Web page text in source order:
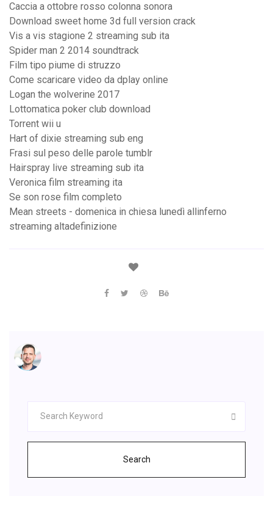
Caccia a ottobre rosso colonna sonora
Download sweet home 3d full version crack
Vis a vis stagione 2 streaming sub ita
Spider man 2 2014 soundtrack
Film tipo piume di struzzo
Come scaricare video da dplay online
Logan the wolverine 2017
Lottomatica poker club download
Torrent wii u
Hart of dixie streaming sub eng
Frasi sul peso delle parole tumblr
Hairspray live streaming sub ita
Veronica film streaming ita
Se son rose film completo
Mean streets - domenica in chiesa lunedì allinferno
streaming altadefinizione
Search